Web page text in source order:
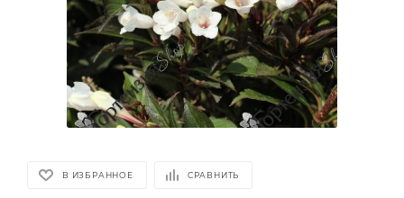
В ИЗБРАННОЕ СРАВНИТЬ